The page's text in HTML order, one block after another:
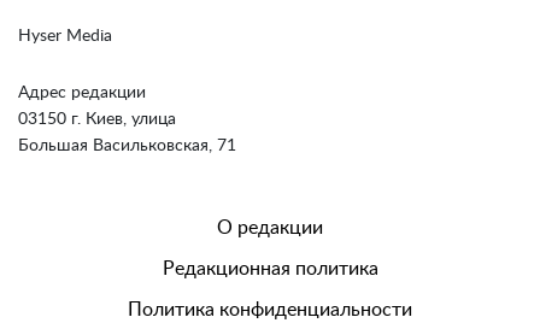
Hyser Media
Адрес редакции
03150 г. Киев, улица
Большая Васильковская, 71
О редакции
Редакционная политика
Политика конфиденциальности